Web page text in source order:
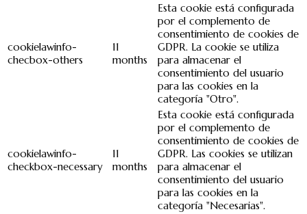
cookielawinfo-
checbox-others
11
months
Esta cookie está configurada
por el complemento de
consentimiento de cookies de
GDPR. La cookie se utiliza
para almacenar el
consentimiento del usuario
para las cookies en la
categoría "Otro".
cookielawinfo-
checkbox-necessary
11
months
Esta cookie está configurada
por el complemento de
consentimiento de cookies de
GDPR. Las cookies se utilizan
para almacenar el
consentimiento del usuario
para las cookies en la
categoría "Necesarias".